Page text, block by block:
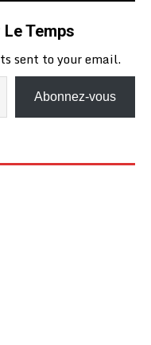
Temps
sent to your email.
Abonnez-vous